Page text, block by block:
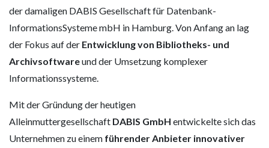
der damaligen DABIS Gesellschaft für Datenbank-
InformationsSysteme mbH in Hamburg. Von Anfang an lag
der Fokus auf der Entwicklung von Bibliotheks- und
Archivsoftwareund der Umsetzung komplexer
Informationssysteme.
Mit der Gründung der heutigen
Alleinmuttergesellschaft DABIS GmbH entwickelte sich das
Unternehmen zu einem führender Anbieter innovativer